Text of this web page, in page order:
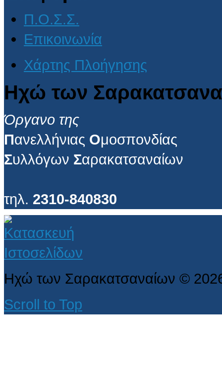
Π.Ο.Σ.Σ.
Επικοινωνία
Χάρτης Πλοήγησης
Ηχώ των
Όργανο της
Πανελλήνιας Ομοσπονδίας
Συλλόγων Σαρακατσαναίων
τηλ. 2310-840830
Ηχώ των Σαρακατσαναίων ©
Scroll to Top